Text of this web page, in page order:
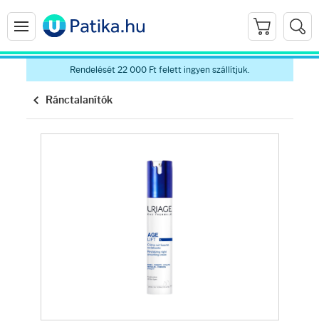
Rendelését 22 000 Ft felett ingyen szállítjuk.
Ránctalanítók
Arcradírok